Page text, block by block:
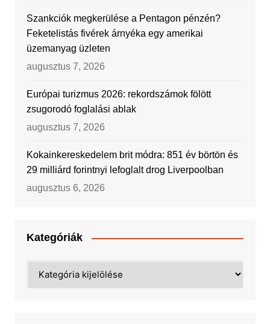
Szankciók megkerülése a Pentagon pénzén?
Feketelistás fivérek árnyéka egy amerikai
üzemanyag üzleten
augusztus 7, 2026
Európai turizmus 2026: rekordszámok fölött
zsugorodó foglalási ablak
augusztus 7, 2026
Kokainkereskedelem brit módra: 851 év börtön és
29 milliárd forintnyi lefoglalt drog Liverpoolban
augusztus 6, 2026
Kategóriák